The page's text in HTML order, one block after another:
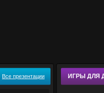
Все презентации ИГРЫ ДЛЯ